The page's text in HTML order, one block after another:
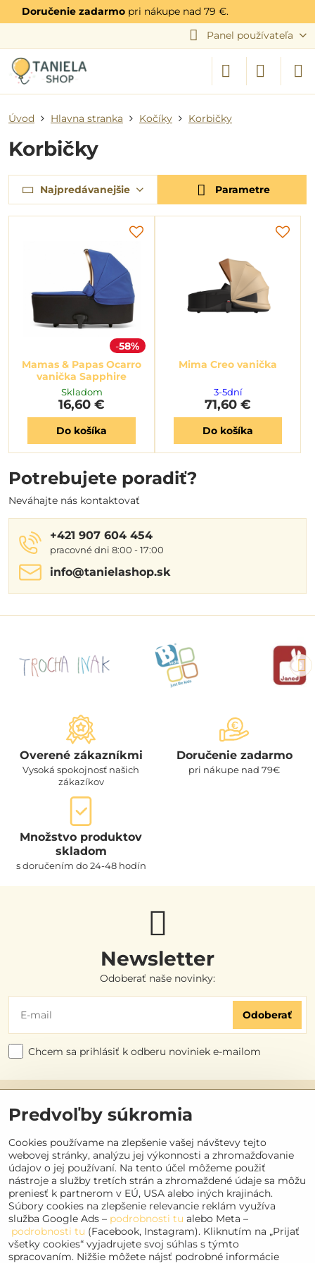
Doručenie zadarmo pri nákupe nad 79 €.
Panel používateľa
Úvod Hlavna stranka Kočíky Korbičky
Korbičky
Najpredávanejšie Parametre
58%
Mamas & Papas Ocarro
vanička Sapphire
Skladom
16,60 €
Do košíka
Mima Creo vanička
3-5dní
71,60 €
Do košíka
Potrebujete poradiť?
Neváhajte nás kontaktovať
+421 907 604 454
pracovné dni 8:00 - 17:00
info​@tanielashop​.sk
Overené zákazníkmi
Vysoká spokojnosť našich
zákazíkov
Doručenie zadarmo
pri nákupe nad 79€
Množstvo produktov
skladom
s doručením do 24-48 hodín
Newsletter
Odoberať naše novinky:
Odoberať
Chcem sa prihlásiť k odberu noviniek e-mailom
Užitočné odkazy
Objednávky
Kontakt
Sociálne siete
Facebook
Instagram
Predvoľby súkromia
Cookies používame na zlepšenie vašej návštevy tejto
webovej stránky, analýzu jej výkonnosti a zhromažďovanie
údajov o jej používaní. Na tento účel môžeme použiť
nástroje a služby tretích strán a zhromaždené údaje sa môžu
preniesť k partnerom v EÚ, USA alebo iných krajinách.
Súbory cookies na zlepšenie relevancie reklám využíva
služba Google Ads – podrobnosti tu alebo Meta –
podrobnosti tu (Facebook, Instagram). Kliknutím na „Prijať
všetky cookies“ vyjadrujete svoj súhlas s týmto
spracovaním. Nižšie môžete nájsť podrobné informácie